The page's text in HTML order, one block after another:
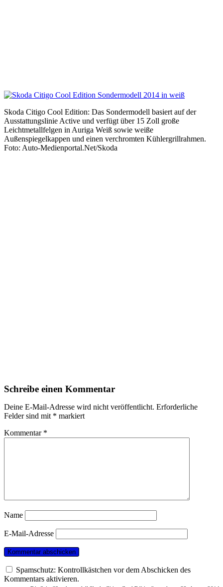
Skoda Citigo Cool Edition: Das Sondermodell basiert auf der
Ausstattungslinie Active und verfügt über 15 Zoll große
Leichtmetallfelgen in Auriga Weiß sowie weiße
Außenspiegelkappen und einen verchromten Kühlergrillrahmen.
Foto: Auto-Medienportal.Net/Skoda
Schreibe einen Kommentar
Deine E-Mail-Adresse wird nicht veröffentlicht. Erforderliche
Felder sind mit * markiert
Kommentar *
Name
E-Mail-Adresse
Spamschutz: Kontrollkästchen vor dem Abschicken des
Kommentars aktivieren.